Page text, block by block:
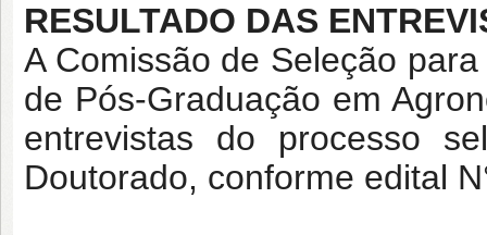
RESULTADO DAS
A Comissão de Seleção
de Pós-Graduação em
entrevistas do processo
Doutorado, conforme edital